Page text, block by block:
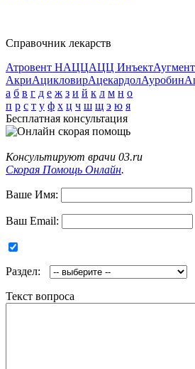
Справочник лекарств
Атровент НАЦЦАЦЦ Инъект
АкриАцикловирАцекардолАуробин
а б в г д е ж з и й к л м н о
п р с т у ф х ц ч ш щ э ю я
Бесплатная консультация
Консультируют врачи 03.ru
Скорая Помощь Онлайн.
Ваше Имя:
Ваш Email:
Раздел:
Текст вопроса